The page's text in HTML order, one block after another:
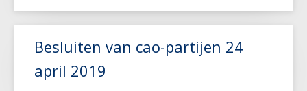
Lees meer
Besluiten van cao-partijen 24
april 2019